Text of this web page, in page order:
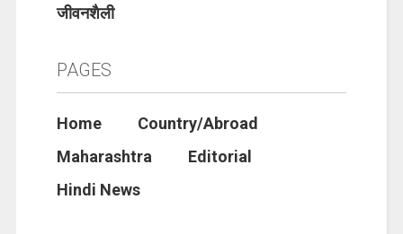
जीवनशैली
PAGES
Home
Country/Abroad
Maharashtra
Editorial
Hindi News